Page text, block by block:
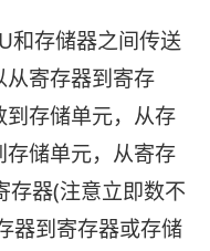
和存储器之间传送
寄存器到寄存
存储单元，从存
储单元，从寄存
存器(注意立即数不
器到寄存器或存储